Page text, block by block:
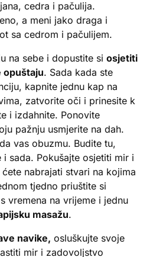
cedra i pačulija.
a meni jako draga i
sa cedrom i pačulijem.
na sebe i dopustite si osjetiti
opuštaju. Sada kada ste
kapnite jednu kap na
zatvorite oči i prinesite k
i izdahnite. Ponovite
pažnju usmjerite na dah.
vas obuzmu. Budite tu,
sada. Pokušajte osjetiti mir i
nabrajati stvari na kojima
tjedno priuštite si
vremena na vrijeme i jednu
masažu.
navike, osluškujte svoje
mir i zadovoljstvo